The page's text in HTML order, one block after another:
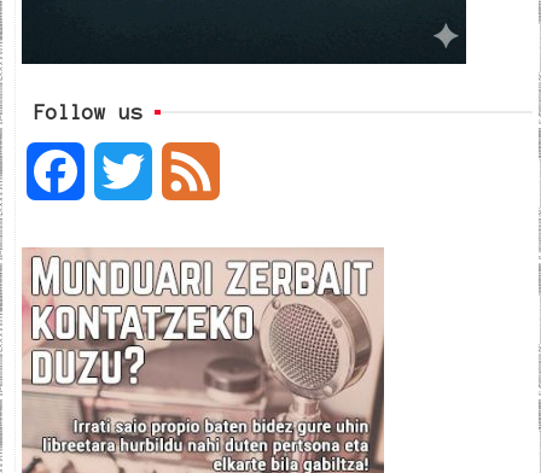
Follow us
c
e
b
o
i
t
t
e
e
d